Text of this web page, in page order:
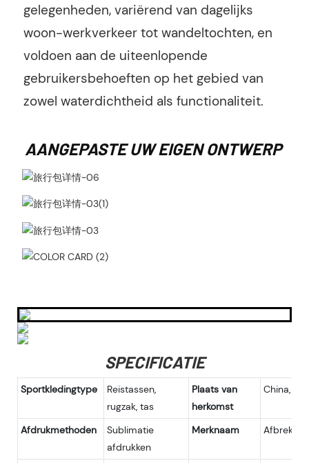
gelegenheden, variërend van dagelijks
woon-werkverkeer tot wandeltochten, en
voldoen aan de uiteenlopende
gebruikersbehoeften op het gebied van
zowel waterdichtheid als functionaliteit.
AANGEPASTE UW EIGEN ONTWERP
SPECIFICATIE
Sportkledingtype
Reistassen,
rugzak, tas
Plaats van
herkomst
China,
Afdrukmethoden
Sublimatie
afdrukken
Merknaam Afbreken